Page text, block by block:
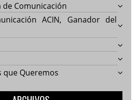
de Comunicación
ACIN, Ganador del
que Queremos